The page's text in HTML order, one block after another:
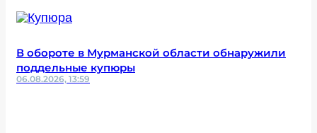
В обороте в Мурманской области обнаружили
поддельные купюры
06.08.2026, 13:59